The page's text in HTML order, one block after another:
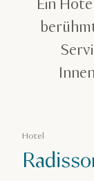
Ein
Hotel